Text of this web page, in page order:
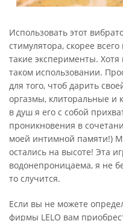
Использовать этот
стимулятора, скорее
такие эксперименты.
таком использовании.
для того, чтоб дарить
оргазмы, клиторальные и
в душ я его с собой
проникновения в
моей интимной памяти!)
остались на высоте! Эта
водонепроницаема, я не
то случится.
Если вы не можете
фирмы LELO вам